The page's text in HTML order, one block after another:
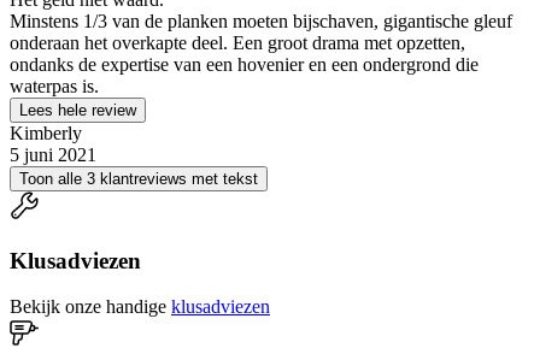
Minstens 1/3 van de planken moeten bijschaven, gigantische gleuf
onderaan het overkapte deel. Een groot drama met opzetten,
ondanks de expertise van een hovenier en een ondergrond die
waterpas is.
Lees hele review
Kimberly
5 juni 2021
Toon alle 3 klantreviews met tekst
Klusadviezen
Bekijk onze handige klusadviezen